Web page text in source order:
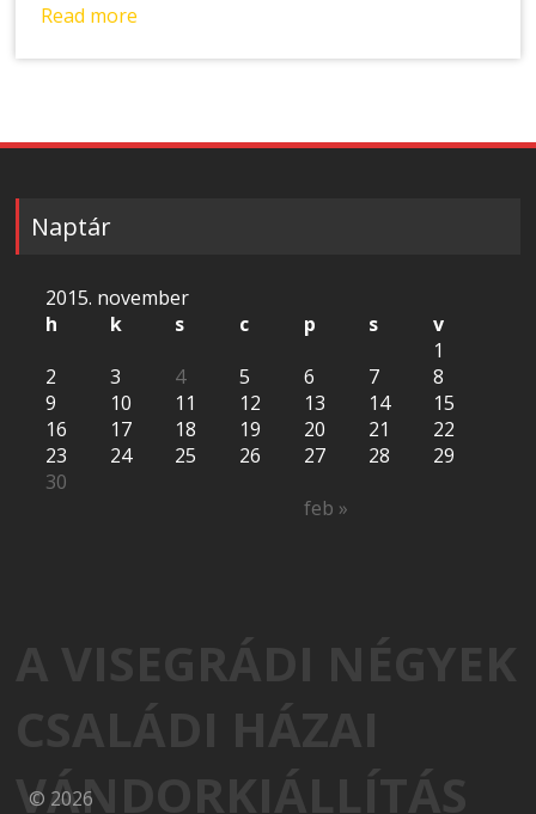
Read more
Naptár
2015. november
h
k s c p s v
feb »
1
2
3 4 5 6 7
8
9
10 11 12 13 14
15
16
17 18 19 20 21
22
23
24 25 26 27 28
29
30
A VISEGRÁDI NÉGYEK
CSALÁDI HÁZAI
VÁNDORKIÁLLÍTÁS
© 2026